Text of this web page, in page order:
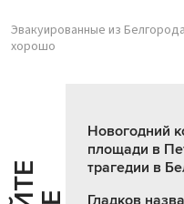
Эвакуированные из
хорошо
Новогодний
площади в
трагедии в
Гладков